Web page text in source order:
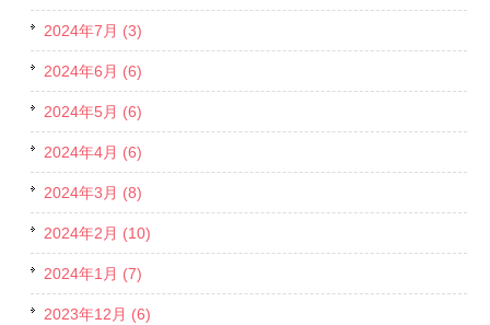
2024年7月 (3)
2024年6月 (6)
2024年5月 (6)
2024年4月 (6)
2024年3月 (8)
2024年2月 (10)
2024年1月 (7)
2023年12月 (6)